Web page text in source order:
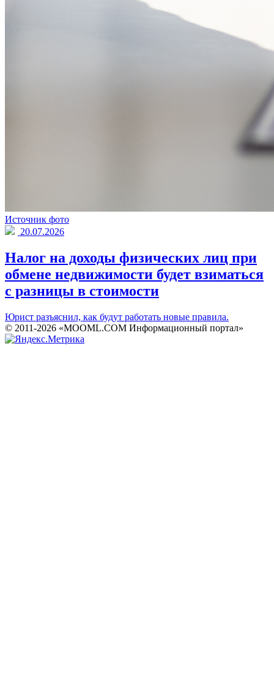
Источник фото
20.07.2026
Налог на доходы физических лиц при
обмене недвижимости будет взиматься
с разницы в стоимости
Юрист разъяснил, как будут работать новые правила.
© 2011-2026 «MOOML.COM Информационный портал»